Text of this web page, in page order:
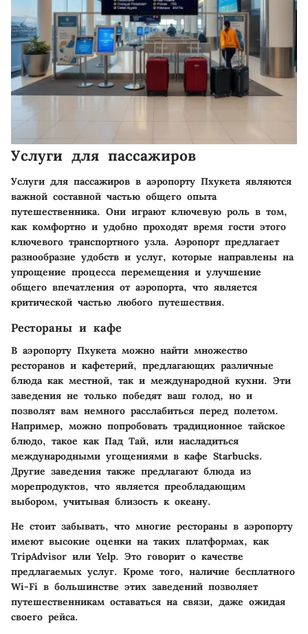
Услуги для пассажиров
Услуги для пассажиров в аэропорту Пхукета являются
важной составной частью общего опыта
путешественника. Они играют ключевую роль в том,
как комфортно и удобно проходят время гости этого
ключевого транспортного узла. Аэропорт предлагает
разнообразие удобств и услуг, которые направлены на
упрощение процесса перемещения и улучшение
общего впечатления от аэропорта, что является
критической частью любого путешествия.
Рестораны и кафе
В аэропорту Пхукета можно найти множество
ресторанов и кафетерий, предлагающих различные
блюда как местной, так и международной кухни. Эти
заведения не только победят ваш голод, но и
позволят вам немного расслабиться перед полетом.
Например, можно попробовать традиционное тайское
блюдо, такое как Пад Тай, или насладиться
международными угощениями в кафе Starbucks.
Другие заведения также предлагают блюда из
морепродуктов, что является преобладающим
выбором, учитывая близость к океану.
Не стоит забывать, что многие рестораны в аэропорту
имеют высокие оценки на таких платформах, как
TripAdvisor или Yelp. Это говорит о качестве
предлагаемых услуг. Кроме того, наличие бесплатного
Wi-Fi в большинстве этих заведений позволяет
путешественникам оставаться на связи, даже ожидая
своего рейса.